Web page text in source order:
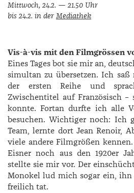
Mittwoch, 24.2. — 21.50 Uhr
bis 24.2. in der Mediathek
Vis-à-vis mit den Filmgrössen
Eines Tages bot sie mir an,
simultan zu übersetzen. Ich
der ersten Reihe und
Zwischentitel auf Französisch
konnte. Fortan durfte ich alle
besuchen. Wichtiger noch: Ich
Team, lernte dort ­Jean ­Renoir,
viele andere Filmgrößen
Eisner noch aus den 1920er
stellte sie mir vor. Der
Monokel lud mich sogar ein, ihn
freilich tat.